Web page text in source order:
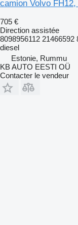
camion Volvo
705 €
Direction assistée
8098956112 21466592
diesel
Estonie, Rummu
KB AUTO EESTI OÜ
Contacter le vendeur